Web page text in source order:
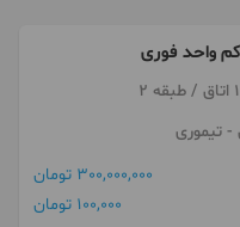
کم واحد فوری
- تیموری
300,000,000 تومان
100,000 تومان